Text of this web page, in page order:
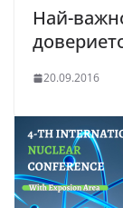
Най-
20.09.2016